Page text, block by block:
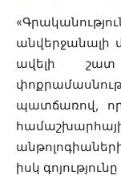
«
անվերջանալի
ավելի շատ
պատճառով, որ
իսկ